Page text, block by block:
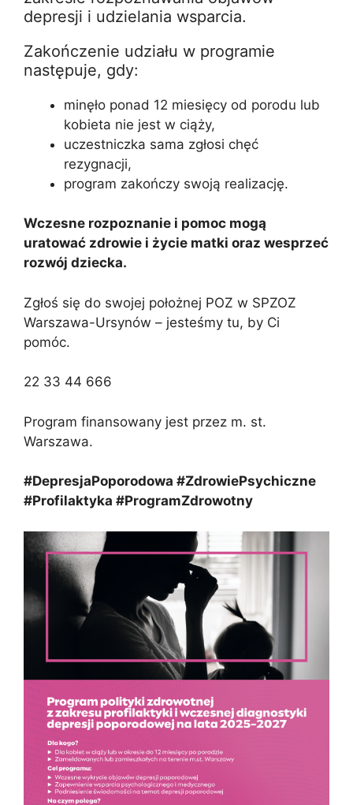
depresji i udzielania wsparcia.
Zakończenie udziału w programie
następuje, gdy:
minęło ponad 12 miesięcy od porodu lub
kobieta nie jest w ciąży,
uczestniczka sama zgłosi chęć
rezygnacji,
program zakończy swoją realizację.
Wczesne rozpoznanie i pomoc mogą
uratować zdrowie i życie matki oraz wesprzeć
rozwój dziecka.
Zgłoś się do swojej położnej POZ w SPZOZ
Warszawa-Ursynów – jesteśmy tu, by Ci
pomóc.
22 33 44 666
Program finansowany jest przez m. st.
Warszawa.
#DepresjaPoporodowa #ZdrowiePsychiczne
#Profilaktyka #ProgramZdrowotny